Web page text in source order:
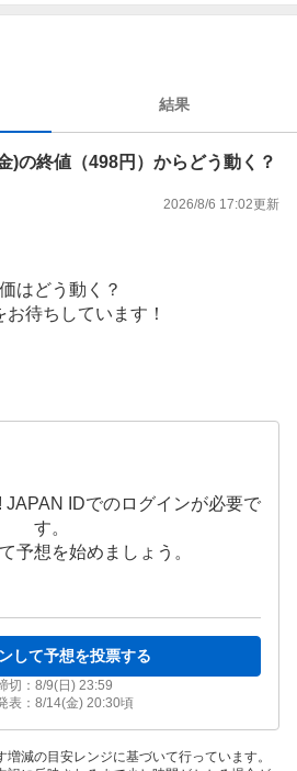
結果
)の終値（498円）からどう動く？
2026/8/6 17:02更新
はどう動く？
お待ちしています！
JAPAN IDでのログインが必要で
す。
予想を始めましょう。
して予想を投票する
切： 8/9(日) 23:59
表： 8/14(金) 20:30頃
減の目安レンジに基づいて行っています。